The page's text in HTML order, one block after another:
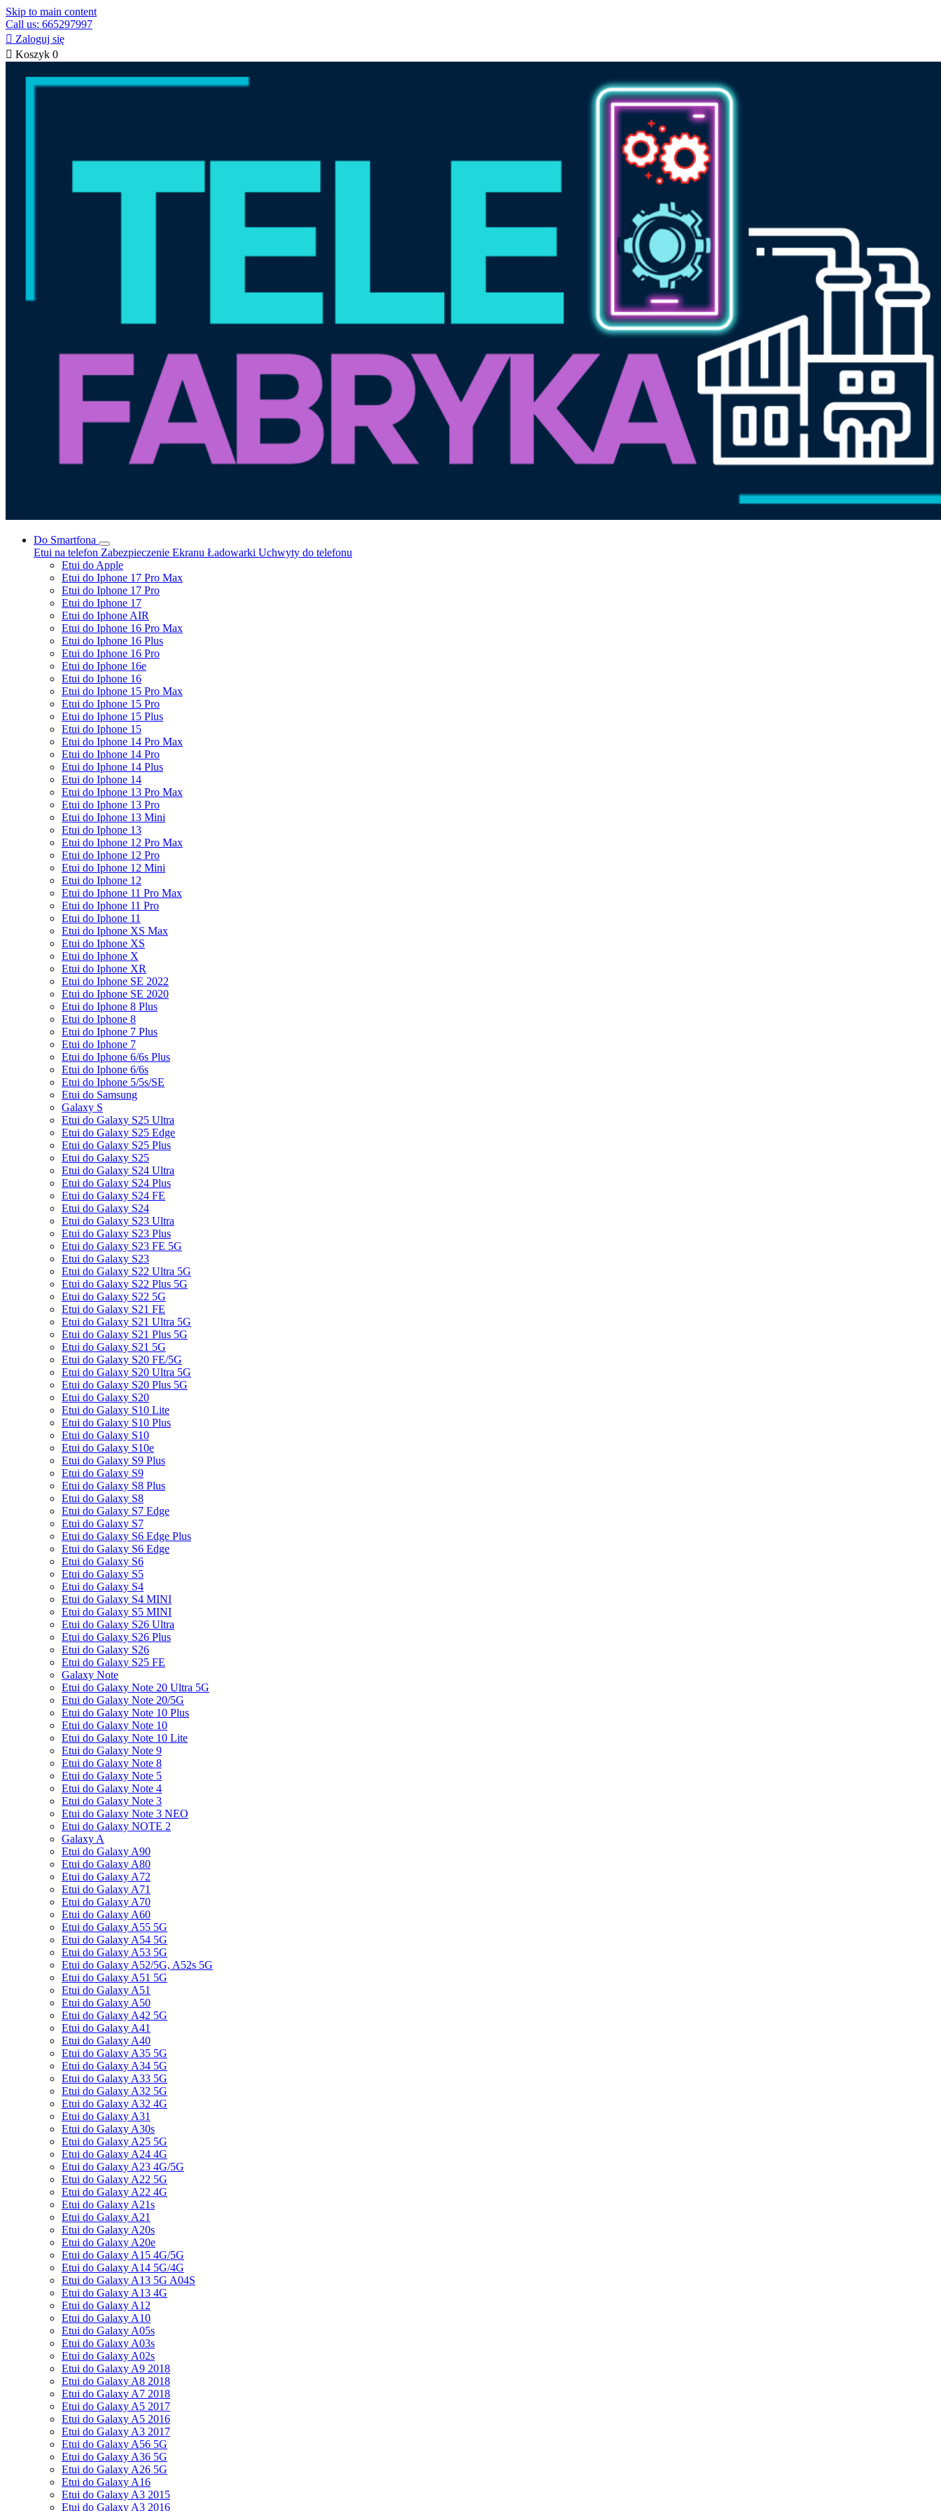
Skip to main content
Call us: 665297997
 Zaloguj się
 Koszyk 0
Do Smartfona
Etui na telefon Zabezpieczenie Ekranu Ładowarki Uchwyty do telefonu
Etui do Apple
Etui do Iphone 17 Pro Max
Etui do Iphone 17 Pro
Etui do Iphone 17
Etui do Iphone AIR
Etui do Iphone 16 Pro Max
Etui do Iphone 16 Plus
Etui do Iphone 16 Pro
Etui do Iphone 16e
Etui do Iphone 16
Etui do Iphone 15 Pro Max
Etui do Iphone 15 Pro
Etui do Iphone 15 Plus
Etui do Iphone 15
Etui do Iphone 14 Pro Max
Etui do Iphone 14 Pro
Etui do Iphone 14 Plus
Etui do Iphone 14
Etui do Iphone 13 Pro Max
Etui do Iphone 13 Pro
Etui do Iphone 13 Mini
Etui do Iphone 13
Etui do Iphone 12 Pro Max
Etui do Iphone 12 Pro
Etui do Iphone 12 Mini
Etui do Iphone 12
Etui do Iphone 11 Pro Max
Etui do Iphone 11 Pro
Etui do Iphone 11
Etui do Iphone XS Max
Etui do Iphone XS
Etui do Iphone X
Etui do Iphone XR
Etui do Iphone SE 2022
Etui do Iphone SE 2020
Etui do Iphone 8 Plus
Etui do Iphone 8
Etui do Iphone 7 Plus
Etui do Iphone 7
Etui do Iphone 6/6s Plus
Etui do Iphone 6/6s
Etui do Iphone 5/5s/SE
Etui do Samsung
Galaxy S
Etui do Galaxy S25 Ultra
Etui do Galaxy S25 Edge
Etui do Galaxy S25 Plus
Etui do Galaxy S25
Etui do Galaxy S24 Ultra
Etui do Galaxy S24 Plus
Etui do Galaxy S24 FE
Etui do Galaxy S24
Etui do Galaxy S23 Ultra
Etui do Galaxy S23 Plus
Etui do Galaxy S23 FE 5G
Etui do Galaxy S23
Etui do Galaxy S22 Ultra 5G
Etui do Galaxy S22 Plus 5G
Etui do Galaxy S22 5G
Etui do Galaxy S21 FE
Etui do Galaxy S21 Ultra 5G
Etui do Galaxy S21 Plus 5G
Etui do Galaxy S21 5G
Etui do Galaxy S20 FE/5G
Etui do Galaxy S20 Ultra 5G
Etui do Galaxy S20 Plus 5G
Etui do Galaxy S20
Etui do Galaxy S10 Lite
Etui do Galaxy S10 Plus
Etui do Galaxy S10
Etui do Galaxy S10e
Etui do Galaxy S9 Plus
Etui do Galaxy S9
Etui do Galaxy S8 Plus
Etui do Galaxy S8
Etui do Galaxy S7 Edge
Etui do Galaxy S7
Etui do Galaxy S6 Edge Plus
Etui do Galaxy S6 Edge
Etui do Galaxy S6
Etui do Galaxy S5
Etui do Galaxy S4
Etui do Galaxy S4 MINI
Etui do Galaxy S5 MINI
Etui do Galaxy S26 Ultra
Etui do Galaxy S26 Plus
Etui do Galaxy S26
Etui do Galaxy S25 FE
Galaxy Note
Etui do Galaxy Note 20 Ultra 5G
Etui do Galaxy Note 20/5G
Etui do Galaxy Note 10 Plus
Etui do Galaxy Note 10
Etui do Galaxy Note 10 Lite
Etui do Galaxy Note 9
Etui do Galaxy Note 8
Etui do Galaxy Note 5
Etui do Galaxy Note 4
Etui do Galaxy Note 3
Etui do Galaxy Note 3 NEO
Etui do Galaxy NOTE 2
Galaxy A
Etui do Galaxy A90
Etui do Galaxy A80
Etui do Galaxy A72
Etui do Galaxy A71
Etui do Galaxy A70
Etui do Galaxy A60
Etui do Galaxy A55 5G
Etui do Galaxy A54 5G
Etui do Galaxy A53 5G
Etui do Galaxy A52/5G, A52s 5G
Etui do Galaxy A51 5G
Etui do Galaxy A51
Etui do Galaxy A50
Etui do Galaxy A42 5G
Etui do Galaxy A41
Etui do Galaxy A40
Etui do Galaxy A35 5G
Etui do Galaxy A34 5G
Etui do Galaxy A33 5G
Etui do Galaxy A32 5G
Etui do Galaxy A32 4G
Etui do Galaxy A31
Etui do Galaxy A30s
Etui do Galaxy A25 5G
Etui do Galaxy A24 4G
Etui do Galaxy A23 4G/5G
Etui do Galaxy A22 5G
Etui do Galaxy A22 4G
Etui do Galaxy A21s
Etui do Galaxy A21
Etui do Galaxy A20s
Etui do Galaxy A20e
Etui do Galaxy A15 4G/5G
Etui do Galaxy A14 5G/4G
Etui do Galaxy A13 5G A04S
Etui do Galaxy A13 4G
Etui do Galaxy A12
Etui do Galaxy A10
Etui do Galaxy A05s
Etui do Galaxy A03s
Etui do Galaxy A02s
Etui do Galaxy A9 2018
Etui do Galaxy A8 2018
Etui do Galaxy A7 2018
Etui do Galaxy A5 2017
Etui do Galaxy A5 2016
Etui do Galaxy A3 2017
Etui do Galaxy A56 5G
Etui do Galaxy A36 5G
Etui do Galaxy A26 5G
Etui do Galaxy A16
Etui do Galaxy A3 2015
Etui do Galaxy A3 2016